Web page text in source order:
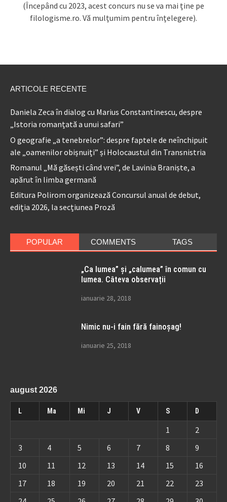
(Începând cu 2023, acest concurs nu se va mai ține pe
filologisme.ro. Vă mulțumim pentru înțelegere).
ARTICOLE RECENTE
Daniela Zeca în dialog cu Marius Constantinescu, despre
„Istoria romanțată a unui safari”
O geografie „a tenebrelor”: despre faptele de neînchipuit
ale „oamenilor obișnuiți” și Holocaustul din Transnistria
Romanul „Mă găsești când vrei”, de Lavinia Braniște, a
apărut în limba germană
Editura Polirom organizează Concursul anual de debut,
ediția 2026, la secțiunea Proză
POPULAR COMMENTS TAGS
„Ca lumea” și „calumea” în comun cu
lumea. Câteva observații
ianuarie 28, 2018
Nimic nu-i fain fără fainoșag!
ianuarie 25, 2018
august 2026
L Ma Mi J V S D
1
2
3
4 5 6 7 8
9
10
11 12 13 14 15
16
17
18 19 20 21 22
23